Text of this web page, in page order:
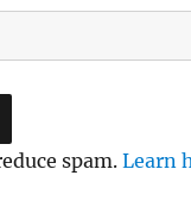
spam.Learn